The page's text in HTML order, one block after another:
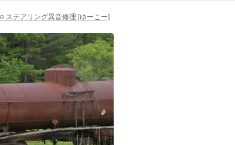
ステアリング異音修理 [ゆーこー]